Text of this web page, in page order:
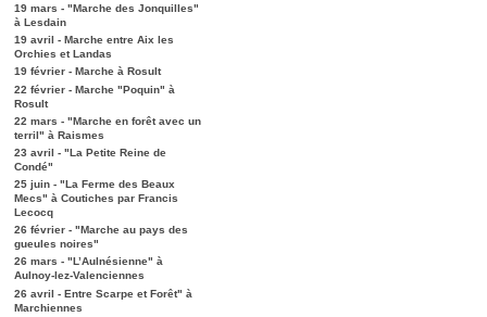
19 mars - "Marche des Jonquilles"
à Lesdain
19 avril - Marche entre Aix les
Orchies et Landas
19 février - Marche à Rosult
22 février - Marche "Poquin" à
Rosult
22 mars - "Marche en forêt avec un
terril" à Raismes
23 avril - "La Petite Reine de
Condé"
25 juin - "La Ferme des Beaux
Mecs" à Coutiches par Francis
Lecocq
26 février - "Marche au pays des
gueules noires"
26 mars - "L’Aulnésienne" à
Aulnoy-lez-Valenciennes
26 avril - Entre Scarpe et Forêt" à
Marchiennes